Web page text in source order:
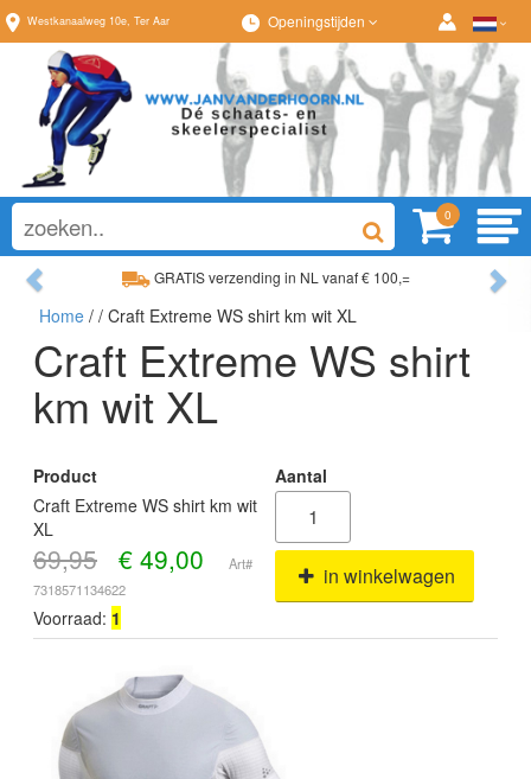
Westkanaalweg 10e, Ter Aar Openingstijden
0
GRATIS verzending in NL vanaf € 100,=
Ruim assortiment, altijd wat naar wens!
Previous
Home / / Craft Extreme WS shirt km wit XL
Craft Extreme WS shirt
km wit XL
Product
Aantal
Craft Extreme WS shirt km wit
XL
69,95 € 49,00
Art#
7318571134622
in winkelwagen
Voorraad: 1